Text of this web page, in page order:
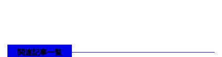
関連記事一覧